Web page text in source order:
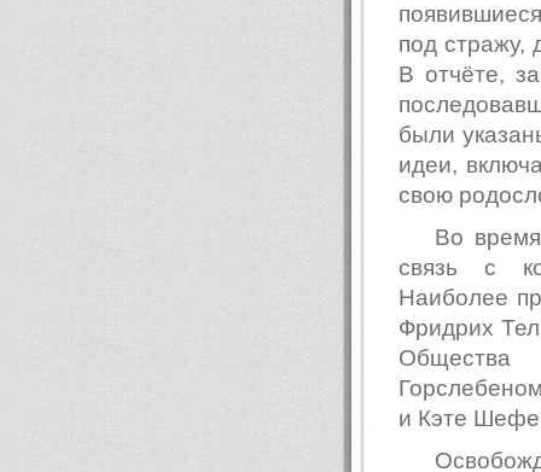
под стражу,
В отчёте,
были
идеи,
свою
Во время
связь с
Наиболее
Фридрих
и Кэте